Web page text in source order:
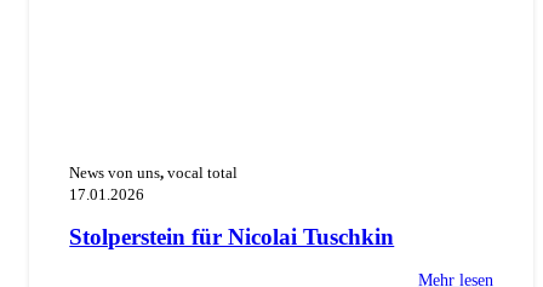
News von uns,vocal total
17.01.2026
Stolperstein für Nicolai Tuschkin
Mehr lesen